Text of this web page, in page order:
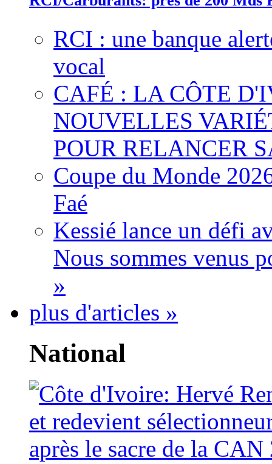
RCI : une banque
vocal
CAFÉ : LA CÔTE
NOUVELLES
POUR RELANCER
Coupe du Monde
Faé
Kessié lance un défi
Nous sommes venus
»
plus d'articles »
National